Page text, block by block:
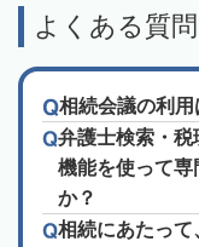
よくある質問
相続会議の利用
弁護士検索・
機能を使って専
か？
相続にあたって